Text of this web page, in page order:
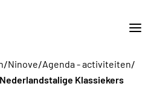
/Ninove/Agenda - activiteiten/
Klassiekers